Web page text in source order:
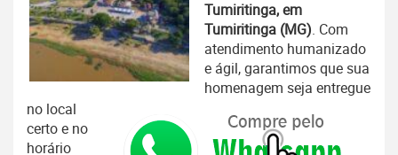
Tumiritinga, em
Tumiritinga (MG). Com
atendimento humanizado
e ágil, garantimos que sua
homenagem seja entregue
no local
certo e no
horário